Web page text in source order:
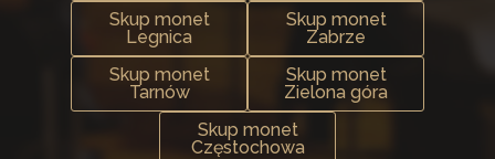
Skup monet
Legnica
Skup monet
Zabrze
Skup monet
Tarnów
Skup monet
Zielona góra
Skup monet
Częstochowa